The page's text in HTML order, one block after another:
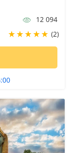
12 094
(2)